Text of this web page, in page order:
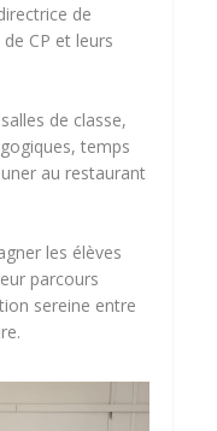
de
CP et leurs
de classe,
temps
au restaurant
les élèves
parcours
sereine entre